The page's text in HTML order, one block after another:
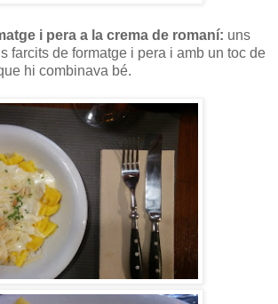
i pera a la crema de romaní: uns
farcits de formatge i pera i amb un toc de
hi combinava bé.